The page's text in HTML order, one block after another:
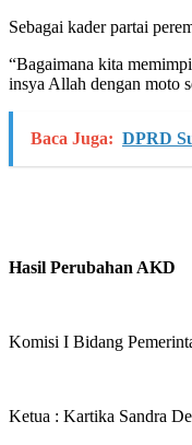
Sebagai kader partai
“Bagaimana kita
insya Allah dengan moto
Baca Juga: DPRD
Hasil Perubahan AKD
Komisi I Bidang
Ketua : Kartika Sandra